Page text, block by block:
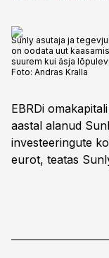
Sunly asutaja ja
on oodata uut
suurem kui äsja
Foto: Andras Kralla
EBRDi
aastal alanud
investeeringute
eurot, teatas